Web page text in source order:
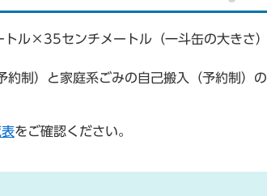
ル×35センチメートル（一斗缶の大きさ）
制）と家庭系ごみの自己搬入（予約制）の
をご確認ください。